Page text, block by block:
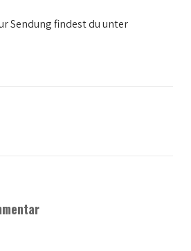
Sendung findest du unter